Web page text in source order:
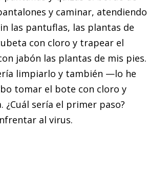
y caminar, atendiendo
las pantuflas, las plantas de
con cloro y trapear el
jabón las plantas de mis pies.
limpiarlo y también —lo he
tomar el bote con cloro y
sería el primer paso?
al virus.